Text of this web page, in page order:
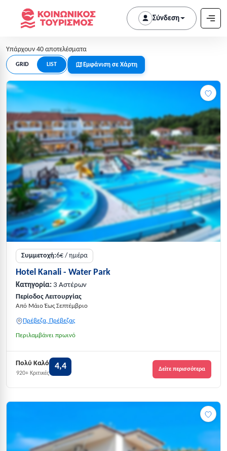
Σύνδεση
Υπάρχουν 40 αποτελέσματα
GRID LIST Εμφάνιση σε Χάρτη
Συμμετοχή:6€ / ημέρα
Hotel Kanali - Water Park
Κατηγορία: 3 Αστέρων
Περίοδος Λειτουργίας
Από Μάιο Έως Σεπτέμβριο
Πρέβεζα, Πρέβεζας
Περιλαμβάνει πρωινό
Πολύ Καλό
920+ Κριτικές
4,4 Δείτε περισσότερα